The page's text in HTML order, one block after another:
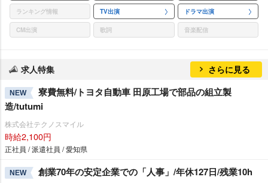
ランキング情報 TV出演 ドラマ出演
CM出演 歌詞 音楽配信
求人特集 さらに見る
NEW
寮費無料/トヨタ自動車 田原工場で部品の組立製
造/tutumi
株式会社テクノスマイル
時給2,100円
正社員 / 派遣社員 / 愛知県
NEW 創業70年の安定企業での「人事」/年休127日/残業10h